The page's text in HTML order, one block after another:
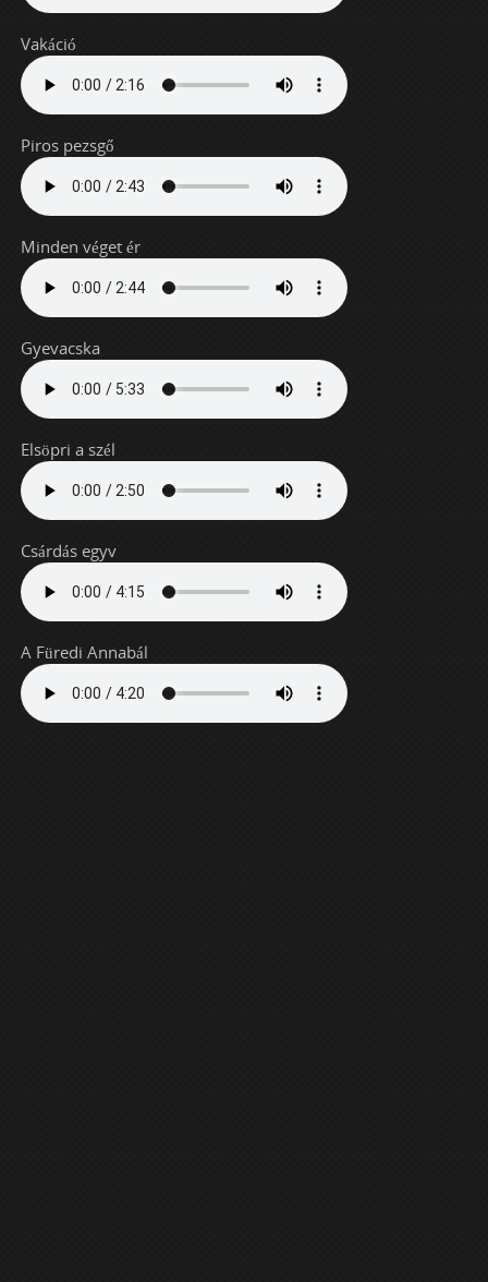
Vakáció
Piros pezsgő
Minden véget ér
Gyevacska
Elsöpri a szél
Csárdás egyv
A Füredi Annabál